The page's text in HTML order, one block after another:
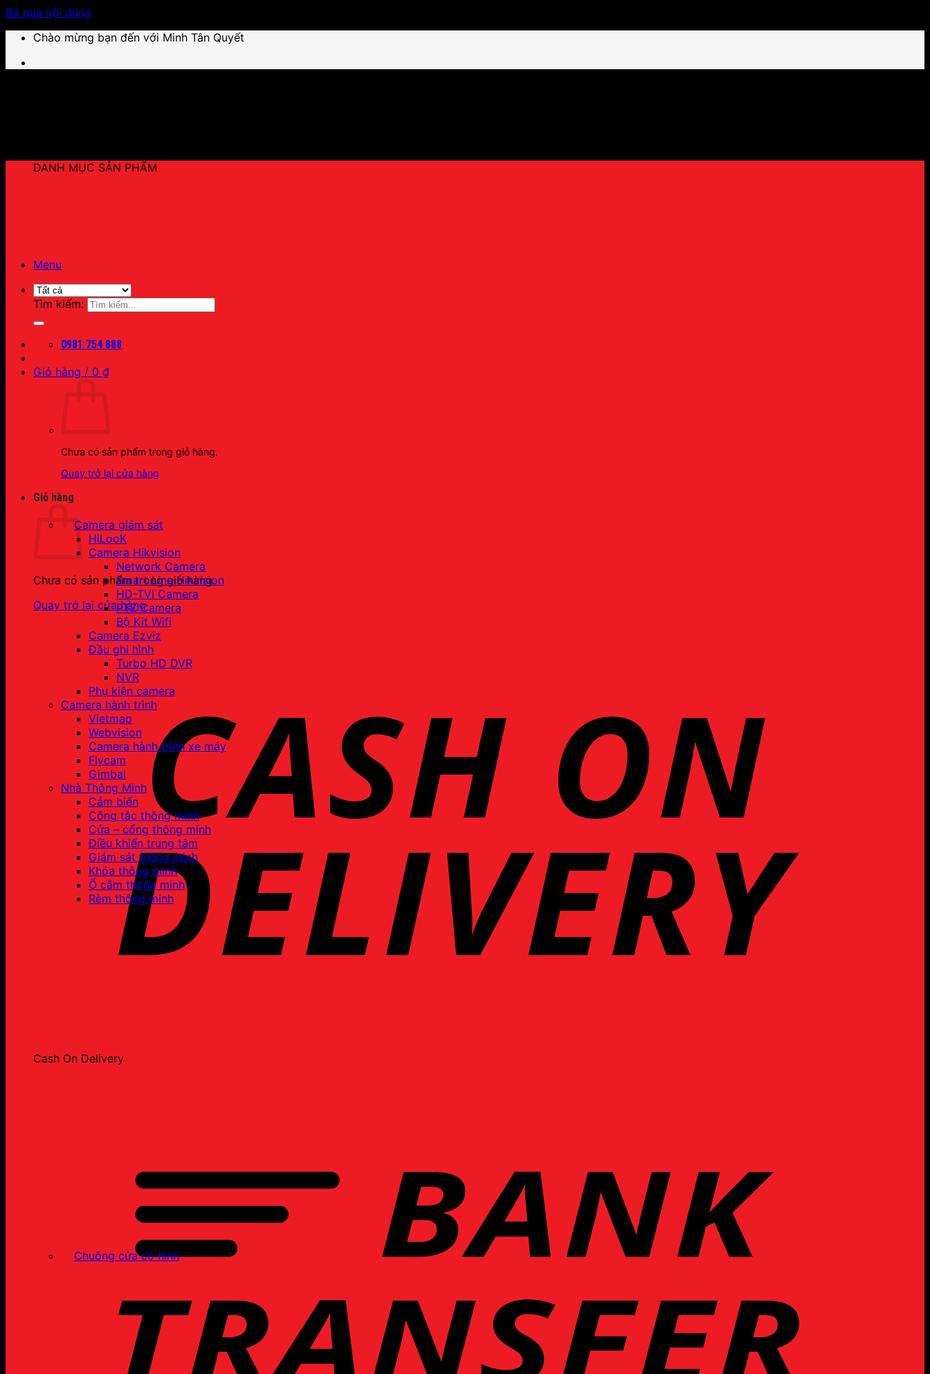
Bỏ qua nội dung
Chào mừng bạn đến với Minh Tân Quyết
Menu
Tìm kiếm:
0981 754 888
Giỏ hàng / 0 ₫
Chưa có sản phẩm trong giỏ hàng.
Quay trở lại cửa hàng
Giỏ hàng
Chưa có sản phẩm trong giỏ hàng.
Quay trở lại cửa hàng
Cash On Delivery
DANH MỤC SẢN PHẨM
Camera giám sát
HiLooK
Camera Hikvision
Network Camera
Smart Line Hikvision
HD-TVI Camera
PTZ Camera
Bộ Kit Wifi
Camera Ezviz
Đầu ghi hình
Turbo HD DVR
NVR
Phụ kiện camera
Camera hành trình
Vietmap
Webvision
Camera hành trình xe máy
Flycam
Gimbal
Nhà Thông Minh
Cảm biến
Công tắc thông minh
Cửa – cổng thông minh
Điều khiển trung tâm
Giám sát thông minh
Khóa thông minh
Ổ cắm thông minh
Rèm thông minh
Chuông cửa có hình